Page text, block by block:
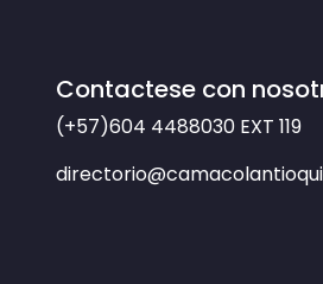
Contactese con
(+57)604 4488030 EXT 119